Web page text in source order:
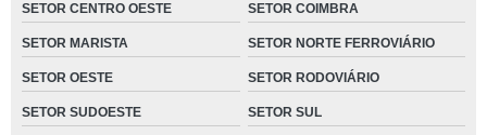
SETOR CENTRO OESTE SETOR COIMBRA
SETOR MARISTA SETOR NORTE FERROVIÁRIO
SETOR OESTE SETOR RODOVIÁRIO
SETOR SUDOESTE SETOR SUL